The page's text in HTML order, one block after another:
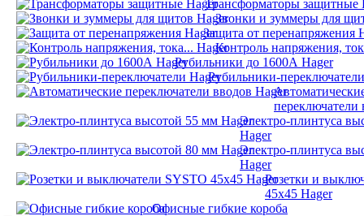
Трансформаторы защитные
Звонки и зуммеры для
Защита от перенапряжения
Контроль напряжения,
Рубильники до 1600А Hager
Рубильники-
переключатели
Электро-плинтуса
Hager
Электро-плинтуса
Hager
Розетки и
45х45 Hager
Офисные гибкие короба